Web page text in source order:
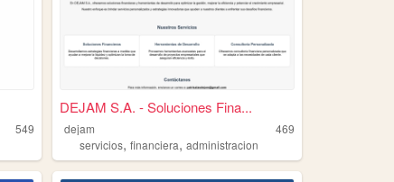
549
DEJAM S.A. - Soluciones Fina...
dejam
469
servicios,financiera,administracion